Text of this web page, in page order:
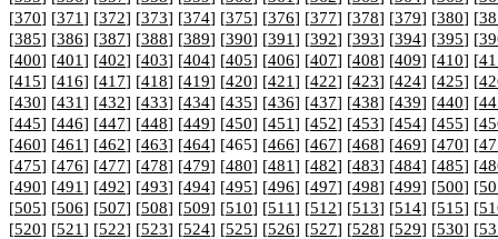
[370] [371] [372] [373] [374] [375] [376] [377] [378] [379] [380] [
[385] [386] [387] [388] [389] [390] [391] [392] [393] [394] [395] [
[400] [401] [402] [403] [404] [405] [406] [407] [408] [409] [410] [
[415] [416] [417] [418] [419] [420] [421] [422] [423] [424] [425] [
[430] [431] [432] [433] [434] [435] [436] [437] [438] [439] [440] [
[445] [446] [447] [448] [449] [450] [451] [452] [453] [454] [455] [
[460] [461] [462] [463] [464] [465] [466] [467] [468] [469] [470] [
[475] [476] [477] [478] [479] [480] [481] [482] [483] [484] [485] [
[490] [491] [492] [493] [494] [495] [496] [497] [498] [499] [500] [
[505] [506] [507] [508] [509] [510] [511] [512] [513] [514] [515] [
[520] [521] [522] [523] [524] [525] [526] [527] [528] [529] [530] [